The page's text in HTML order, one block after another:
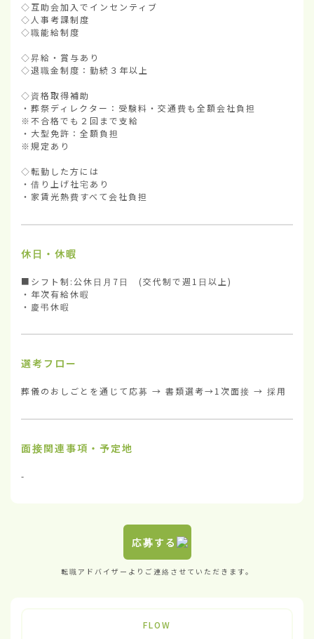
◇互助会加入でインセンティブ
◇人事考課制度
◇職能給制度
◇昇給・賞与あり
◇退職金制度：勤続３年以上
◇資格取得補助
・葬祭ディレクター：受験料・交通費も全額会社負担
※不合格でも２回まで支給
・大型免許：全額負担
※規定あり
◇転勤した方には
・借り上げ社宅あり
・家賃光熱費すべて会社負担
休日・休暇
■シフト制:公休日月7日　(交代制で週1日以上)
・年次有給休暇
・慶弔休暇
選考フロー
葬儀のおしごとを通じて応募 → 書類選考→1次面接 → 採用
面接関連事項・予定地
-
応募する
転職アドバイザーよりご連絡させていただきます。
FLOW